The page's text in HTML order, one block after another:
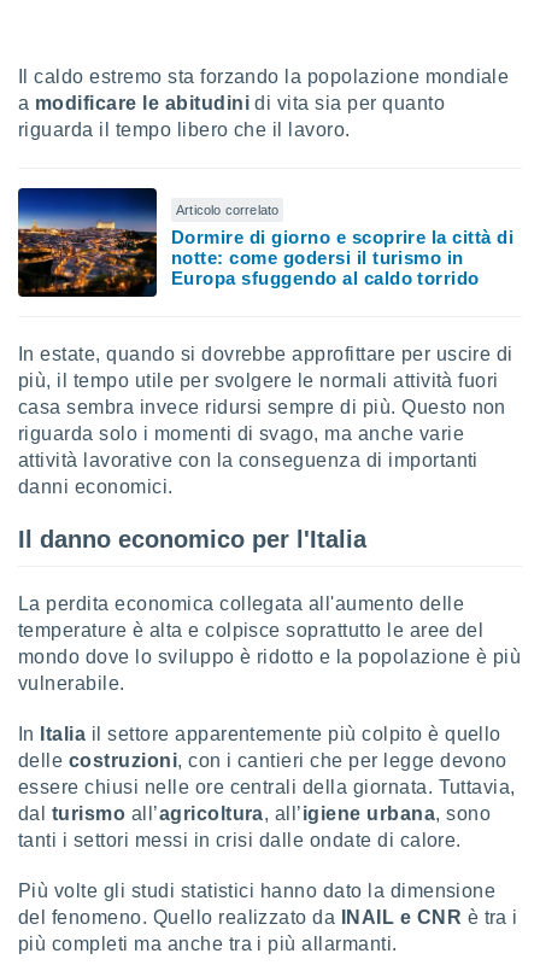
delle
nostri
Il caldo estremo sta forzando la popolazione mondiale
a modificare le abitudini di vita sia per quanto
riguarda il tempo libero che il lavoro.
Articolo correlato
Dormire di giorno e scoprire la città di
notte: come godersi il turismo in
Europa sfuggendo al caldo torrido
In estate, quando si dovrebbe approfittare per uscire di
più, il tempo utile per svolgere le normali attività fuori
casa sembra invece ridursi sempre di più. Questo non
riguarda solo i momenti di svago, ma anche varie
attività lavorative con la conseguenza di importanti
danni economici.
Il danno economico per l'Italia
La perdita economica collegata all'aumento delle
temperature è alta e colpisce soprattutto le aree del
mondo dove lo sviluppo è ridotto e la popolazione è più
vulnerabile.
In Italia il settore apparentemente più colpito è quello
delle costruzioni, con i cantieri che per legge devono
essere chiusi nelle ore centrali della giornata. Tuttavia,
dal turismo all’agricoltura, all’igiene urbana, sono
tanti i settori messi in crisi dalle ondate di calore.
Più volte gli studi statistici hanno dato la dimensione
del fenomeno. Quello realizzato da
INAIL e CNR è tra i
più completi ma anche tra i più allarmanti.